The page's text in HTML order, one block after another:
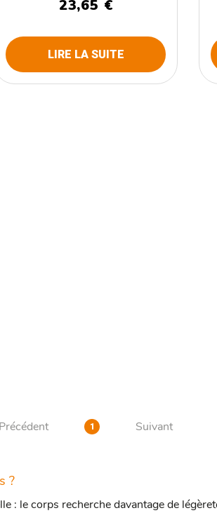
23,65 €
LIRE LA SUITE
Précédent 1 Suivant
?
: le corps recherche davantage de